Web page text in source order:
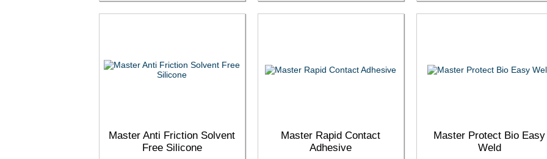
Master Anti Friction Solvent
Free Silicone
Master Rapid Contact
Adhesive
Master Protect Bio Easy
Weld